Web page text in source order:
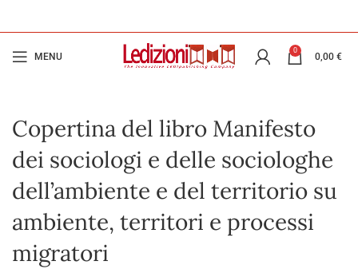
MENU
0
0,00 €
Copertina del libro Manifesto
dei sociologi e delle sociologhe
dell’ambiente e del territorio su
ambiente, territori e processi
migratori